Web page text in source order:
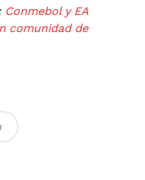
Conmebol y EA
comunidad de